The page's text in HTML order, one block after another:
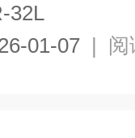
32L
01-07 | 阅